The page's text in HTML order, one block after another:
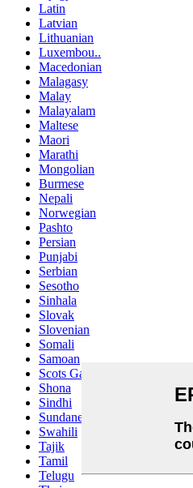
Latin
Latvian
Lithuanian
Luxembou..
Macedonian
Malagasy
Malay
Malayalam
Maltese
Maori
Marathi
Mongolian
Burmese
Nepali
Norwegian
Pashto
Persian
Punjabi
Serbian
Sesotho
Sinhala
Slovak
Slovenian
Somali
Samoan
Scots Gaelic
Shona
Sindhi
Sundanese
Swahili
Tajik
Tamil
Telugu